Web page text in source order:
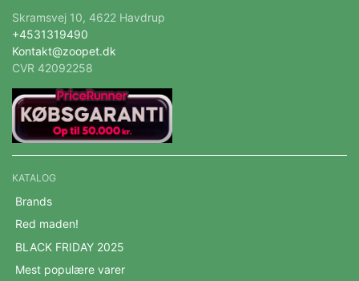
Skramsvej 10, 4622 Havdrup
+4531319490
Kontakt@zoopet.dk
CVR 42092258
KATALOG
Brands
Red maden!
BLACK FRIDAY 2025
Mest populære varer